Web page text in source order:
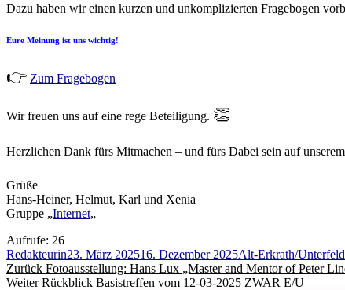
Dazu haben wir einen kurzen und unkomplizierten Fragebogen
Eure Meinung ist uns wichtig!
👉 Zum Fragebogen
Wir freuen uns auf eine rege Beteiligung. 👏
Herzlichen Dank fürs Mitmachen – und fürs Dabei sein auf
Grüße
Hans-Heiner, Helmut, Karl und Xenia
Gruppe „Internet„
Aufrufe: 26
Autor
RedakteurinVeröffentlicht
am
23. März 202516. Dezember 2025Kategorien
Alt-Erkrath/
Beitragsnavigation
Zurück Vorheriger
Beitrag:
Fotoausstellung: Hans Lux „Master and Mentor of Peter
Weiter Nächster
Rückblick Basistreffen vom 12-03-2025 ZWAR E/U